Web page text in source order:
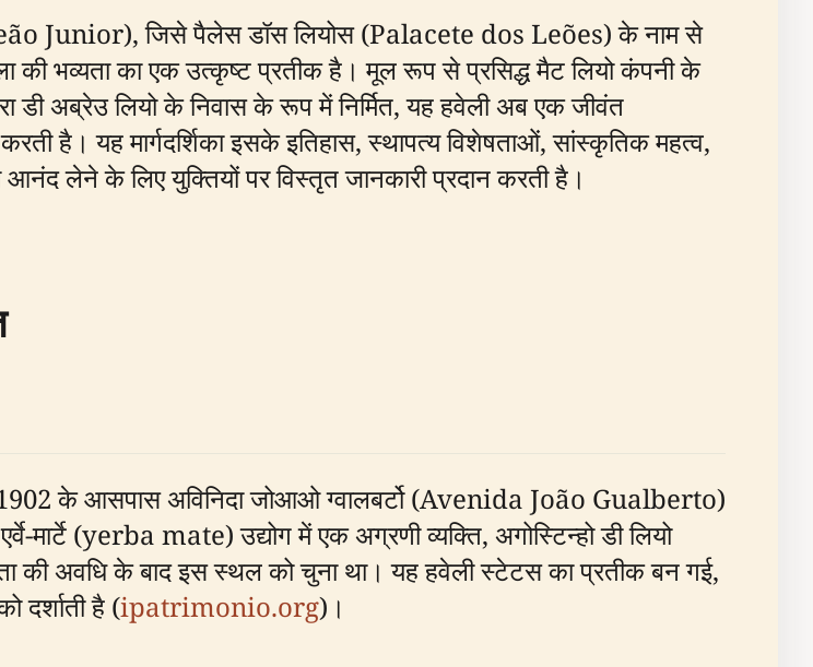
Junior), जिसे पैलेस डॉस लियोस (Palacete dos Leões) के नाम से
की भव्यता का एक उत्कृष्ट प्रतीक है। मूल रूप से प्रसिद्ध मैट लियो कंपनी के
डी अब्रेउ लियो के निवास के रूप में निर्मित, यह हवेली अब एक जीवंत
यह मार्गदर्शिका इसके इतिहास, स्थापत्य विशेषताओं, सांस्कृतिक महत्व,
लेने के लिए युक्तियों पर विस्तृत जानकारी प्रदान करती है।
1902 के आसपास अविनिदा जोआओ ग्वालबर्टो (Avenida João Gualberto)
मार्टे (yerba mate) उद्योग में एक अग्रणी व्यक्ति, अगोस्टिन्हो डी लियो
की अवधि के बाद इस स्थल को चुना था। यह हवेली स्टेटस का प्रतीक बन गई,
दर्शाती है (ipatrimonio.org)।